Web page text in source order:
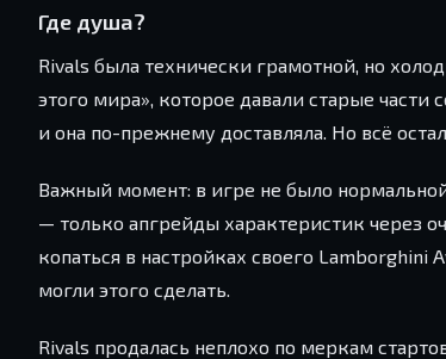
Где душа?
Rivals была технически грамотной, но
этого мира», которое давали старые
и она по-прежнему доставляла. Но всё
Важный момент: в игре не было
— только апгрейды характеристик через
копаться в настройках своего
могли этого сделать.
Rivals продалась неплохо по меркам